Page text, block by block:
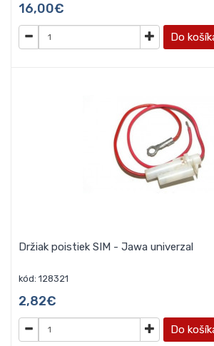
16,00€
Do
Držiak poistiek SIM - Jawa univerzal
kód: 128321
2,82€
Do